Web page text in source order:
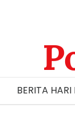
BERITA HARI